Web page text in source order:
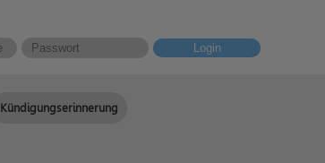
Login
Kündigungserinnerung